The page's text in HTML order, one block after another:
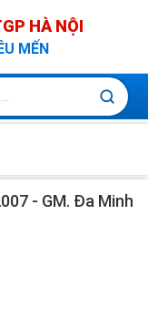
HÀ NỘI
MẾN
- GM. Đa Minh